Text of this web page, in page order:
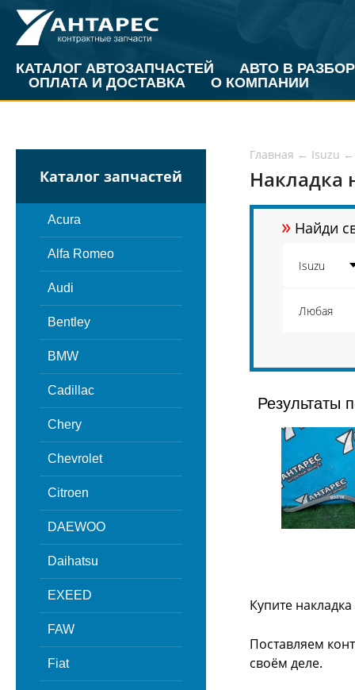
КАТАЛОГ АВТОЗАПЧАСТЕЙ
АВТО В РАЗБОР
ОПЛАТА И ДОСТАВКА
О КОМПАНИИ
Каталог запчастей
Acura
Alfa Romeo
Audi
Bentley
BMW
Cadillac
Chery
Chevrolet
Citroen
DAEWOO
Daihatsu
EXEED
FAW
Fiat
Главная ← Isuzu ←
Накладка
» Найди
Результаты
Купите
Поставляем
своём деле.